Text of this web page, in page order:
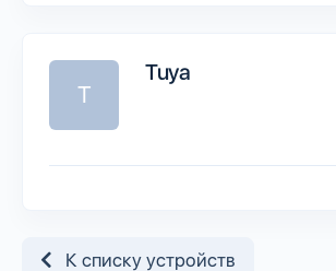
T
Tuya
К списку устройств